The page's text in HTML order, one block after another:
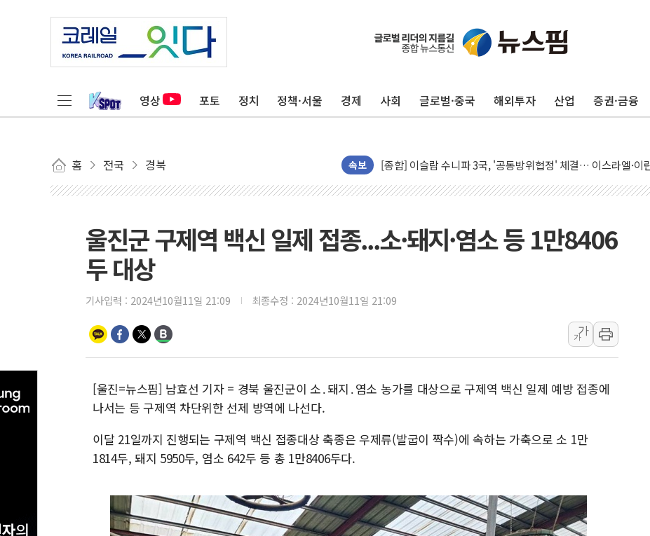
영상 포토 정치 정책·서울 경제 사회 글로벌·중국 해외투자 산업 증권·금융
홈 전국 경북 속보
유럽증시, 美 고용 예상 밖 부진에 연준 금리 인상 가능성 낮아
미 연준 매파 기세 꺾이나…고용 감소에 9월 동결 전망 우세
트럼프, 백신·자폐증 행정명령 검토…"이르면 다음 주"
美 항소법원, 백악관 무도회장 공사 중단 명령…트럼프 제동
美 고용 쇼크에 엔화 장중 급등…시장은 "또 개입했나" 촉각
[AI MY 뉴스] 뉴욕 반도체주 프리뷰...美 고용 쇼크에 반도체주 '
뉴욕증시 프리뷰, 美 고용 쇼크에 금리 인상 우려 후퇴…나스
뉴욕증시 개장 전 특징주...아틀라시안·클라우드플레어·태
보훈부, 미 DPAA와 MOU… "6·25 미군 실종자 7359명 끝까
특정 정치인 측근 포항시 정책특보 내정설...포항시 '시끌'
李 대통령, '6시간 마라톤 부동산 2차 회의' 주재… "전폭적 공급
이란와이어 "이란 최고지도자 위독…곧 사망해도 놀랍지 않아"
울진군 구제역 백신 일제 접종...소·돼지·염소 등 1만8406
두 대상
기사입력 : 2024년10월11일 21:09 최종수정 : 2024년10월11일 21:09
가
가
[울진=뉴스핌] 남효선 기자 = 경북 울진군이 소․돼지․염소 농가를 대상으로 구제역 백신 일제 예방 접종에
나서는 등 구제역 차단위한 선제 방역에 나선다.
이달 21일까지 진행되는 구제역 백신 접종대상 축종은 우제류(발굽이 짝수)에 속하는 가축으로 소 1만
1814두, 돼지 5950두, 염소 642두 등 총 1만8406두다.